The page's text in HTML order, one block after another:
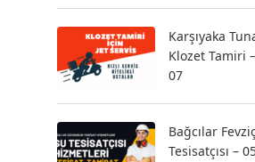
Karşıyaka
Klozet Tamiri
07
Bağcılar
Tesisatçısı –